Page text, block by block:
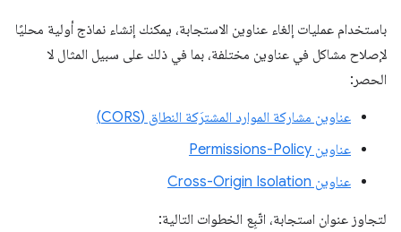
باستخدام عمليات إلغاء عناوين الاستجابة، يمكنك إنشاء نماذج أولية محليًا
لإصلاح مشاكل في عناوين مختلفة، بما في ذلك على سبيل المثال لا
الحصر:
عناوين مشاركة الموارد المشترَكة النطاق (CORS)
عناوين Permissions-Policy
عناوين Cross-Origin Isolation
لتجاوز عنوان استجابة، اتّبِع الخطوات التالية: